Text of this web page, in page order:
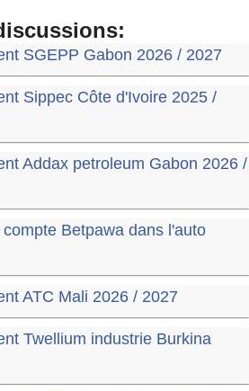
SGEPP Gabon 2026 / 2027
Sippec Côte d'Ivoire 2025 /
Addax petroleum Gabon 2026 /
Betpawa dans l'auto
ATC Mali 2026 / 2027
Twellium industrie Burkina